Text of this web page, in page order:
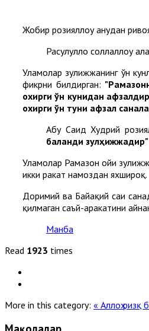
Жобир розияллоҳу анҳудан
Расулуллоҳ соллаллоҳу
Уламолар зулҳижжанинг ўн
фикрни билдирган:
охирги ўн кунидан
охирги ўн туни афзал
Абу Саид Худрий
баланди зулҳижжадир"
Уламолар Рамазон ойи
икки ракат намоздан яхшироқ.
Доримий ва Байҳақий саҳиҳ
қилмаган саъй-ҳаракатини
Манба
Read 1923 times
More in this category: « Аллоҳ ризқ